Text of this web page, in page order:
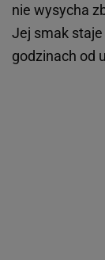
nie wysycha
Jej smak
godzinach od